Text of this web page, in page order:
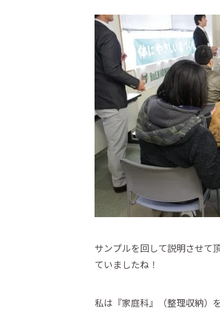
サンプルを回して説明させて
ていましたね！
私は『家庭科』（整理収納）